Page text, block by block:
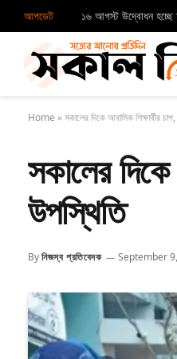
আপডেট ১৬ আগস্ট উদ্বোধন হচ্ছে
Home »সকালের দিকে আবাসিক শিক্ষার্থীর
সকালের দিকে
উপস্থিতি
Byনিজস্ব প্রতিবেদক September